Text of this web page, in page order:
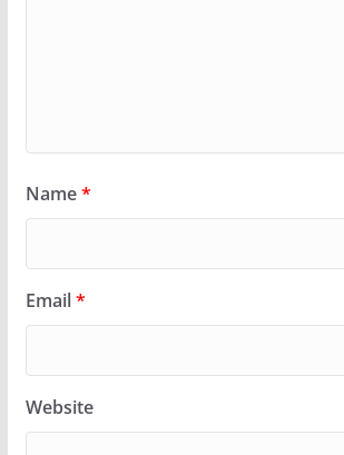
Name*
Email*
Website